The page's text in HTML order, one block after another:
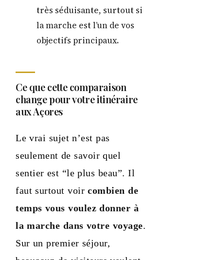
très séduisante, surtout si
la marche est l’un de vos
objectifs principaux.
Ce que cette comparaison
change pour votre itinéraire
aux Açores
Le vrai sujet n’est pas
seulement de savoir quel
sentier est “le plus beau”. Il
faut surtout voircombien de
temps vous voulez donner à
la marche dans votre voyage.
Sur un premier séjour,